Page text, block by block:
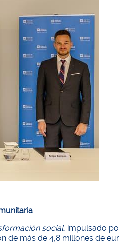
social, impulsado
de más de 4,8 millones de